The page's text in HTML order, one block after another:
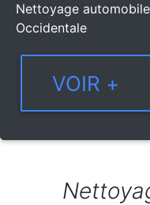
Nettoyage
Occidentale